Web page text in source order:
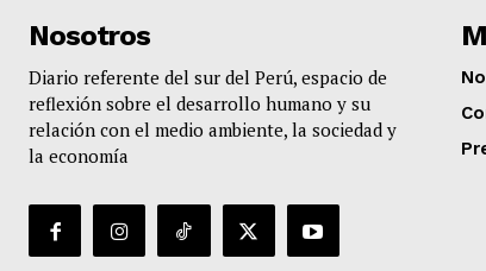
Nosotros
Diario referente del sur del Perú, espacio de
reflexión sobre el desarrollo humano y su
relación con el medio ambiente, la sociedad y
la economía